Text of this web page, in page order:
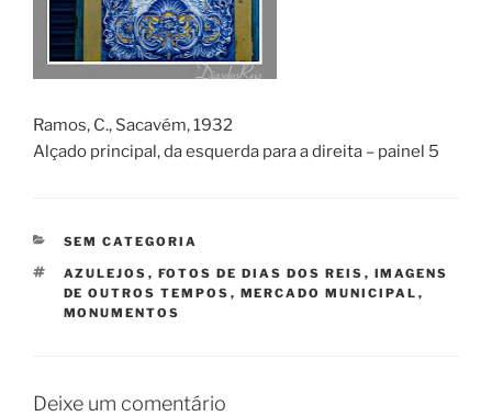
Ramos, C., Sacavém, 1932
Alçado principal, da esquerda para a direita – painel 5
CATEGORIAS
SEM CATEGORIA
ETIQUETAS
AZULEJOS , FOTOS DE DIAS DOS REIS , IMAGENS
DE OUTROS TEMPOS , MERCADO MUNICIPAL ,
MONUMENTOS
Deixe um comentário